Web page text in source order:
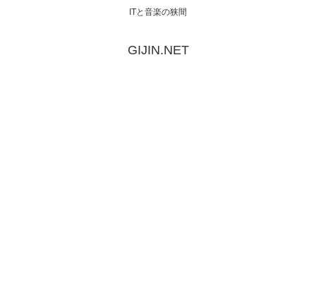
ITと音楽の狭間
GIJIN.NET